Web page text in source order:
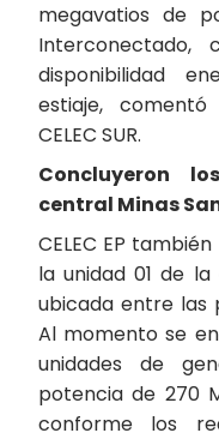
megavatios de
disponibilidad
estiaje,
CELEC SUR.
Concluyeron
central Minas
CELEC EP
la unidad 01 de
ubicada entre las
Al momento se
unidades de
potencia de 270
conforme los